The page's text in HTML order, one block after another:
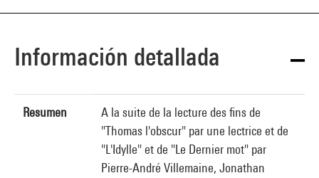
Información detallada
Resumen
A la suite de la lecture des fins de
"Thomas l'obscur" par une lectrice et de
"L'Idylle" et de "Le Dernier mot" par
Pierre-André Villemaine, Jonathan